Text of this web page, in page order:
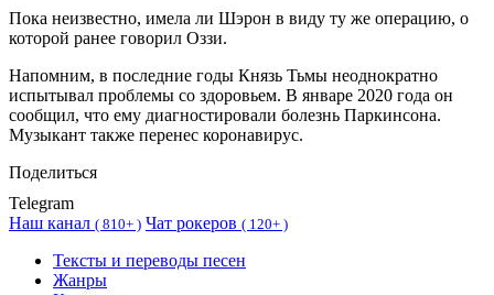
Пока неизвестно, имела ли Шэрон в виду ту же операцию, о
которой ранее говорил Оззи.
Напомним, в последние годы Князь Тьмы неоднократно
испытывал проблемы со здоровьем. В январе 2020 года он
сообщил, что ему диагностировали болезнь Паркинсона.
Музыкант также перенес коронавирус.
Поделиться
Telegram
Наш канал ( 810+ ) Чат рокеров ( 120+ )
Тексты и переводы песен
Жанры